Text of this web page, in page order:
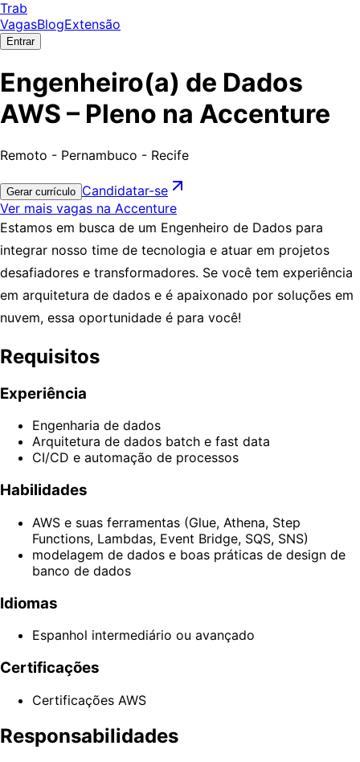
Trab
VagasBlogExtensão
Entrar
Engenheiro(a) de Dados
AWS – Pleno na Accenture
Remoto - Pernambuco - Recife
Gerar currículo Candidatar-se
Ver mais vagas na Accenture
Estamos em busca de um Engenheiro de Dados para
integrar nosso time de tecnologia e atuar em projetos
desafiadores e transformadores. Se você tem experiência
em arquitetura de dados e é apaixonado por soluções em
nuvem, essa oportunidade é para você!
Requisitos
Experiência
Engenharia de dados
Arquitetura de dados batch e fast data
CI/CD e automação de processos
Habilidades
AWS e suas ferramentas (Glue, Athena, Step
Functions, Lambdas, Event Bridge, SQS, SNS)
modelagem de dados e boas práticas de design de
banco de dados
Idiomas
Espanhol intermediário ou avançado
Certificações
Certificações AWS
Responsabilidades